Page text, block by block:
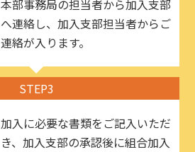
本部事務局の担当者から加入支部
へ連絡し、加入支部担当者からご
連絡が入ります。
STEP3
加入に必要な書類をご記入いただ
き、加入支部の承認後に組合加入